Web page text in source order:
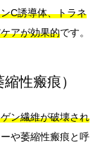
C誘導体、トラネ
アが効果的です。
性瘢痕）
ン繊維が破壊され
や萎縮性瘢痕と呼